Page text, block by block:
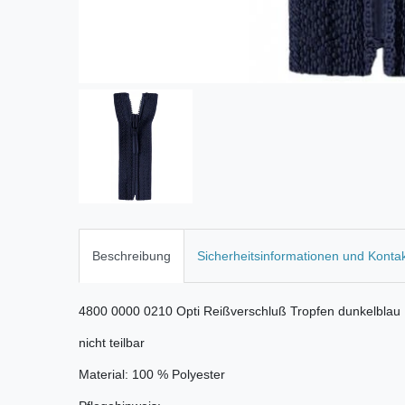
Beschreibung Sicherheitsinformationen und
4800 0000 0210 Opti Reißverschluß Tropfen dunkelblau
nicht teilbar
Material: 100 % Polyester